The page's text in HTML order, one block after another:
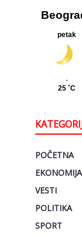
POČETNA
EKONOMIJA
VESTI
POLITIKA
SPORT